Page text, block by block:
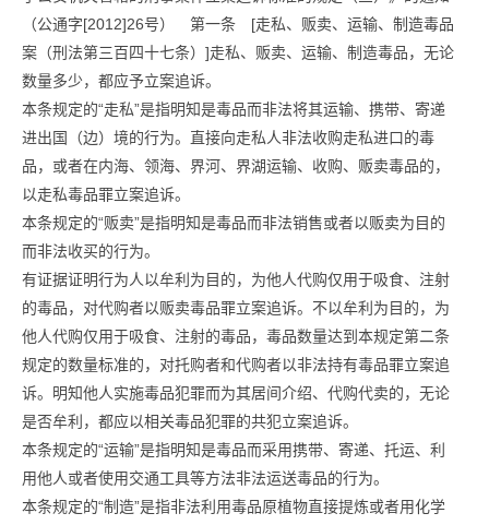
（公通字[2012]26号） 第一条 [走私、贩卖、运输、制造毒品
案（刑法第三百四十七条）]走私、贩卖、运输、制造毒品，无论
数量多少，都应予立案追诉。
本条规定的“走私”是指明知是毒品而非法将其运输、携带、寄递
进出国（边）境的行为。直接向走私人非法收购走私进口的毒
品，或者在内海、领海、界河、界湖运输、收购、贩卖毒品的，
以走私毒品罪立案追诉。
本条规定的“贩卖”是指明知是毒品而非法销售或者以贩卖为目的
而非法收买的行为。
有证据证明行为人以牟利为目的，为他人代购仅用于吸食、注射
的毒品，对代购者以贩卖毒品罪立案追诉。不以牟利为目的，为
他人代购仅用于吸食、注射的毒品，毒品数量达到本规定第二条
规定的数量标准的，对托购者和代购者以非法持有毒品罪立案追
诉。明知他人实施毒品犯罪而为其居间介绍、代购代卖的，无论
是否牟利，都应以相关毒品犯罪的共犯立案追诉。
本条规定的“运输”是指明知是毒品而采用携带、寄递、托运、利
用他人或者使用交通工具等方法非法运送毒品的行为。
本条规定的“制造”是指非法利用毒品原植物直接提炼或者用化学